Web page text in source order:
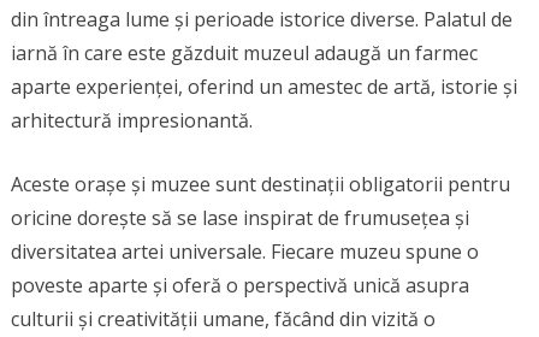
din întreaga lume și perioade istorice diverse. Palatul de
iarnă în care este găzduit muzeul adaugă un farmec
aparte experienței, oferind un amestec de artă, istorie și
arhitectură impresionantă.
Aceste orașe și muzee sunt destinații obligatorii pentru
oricine dorește să se lase inspirat de frumusețea și
diversitatea artei universale. Fiecare muzeu spune o
poveste aparte și oferă o perspectivă unică asupra
culturii și creativității umane, făcând din vizită o